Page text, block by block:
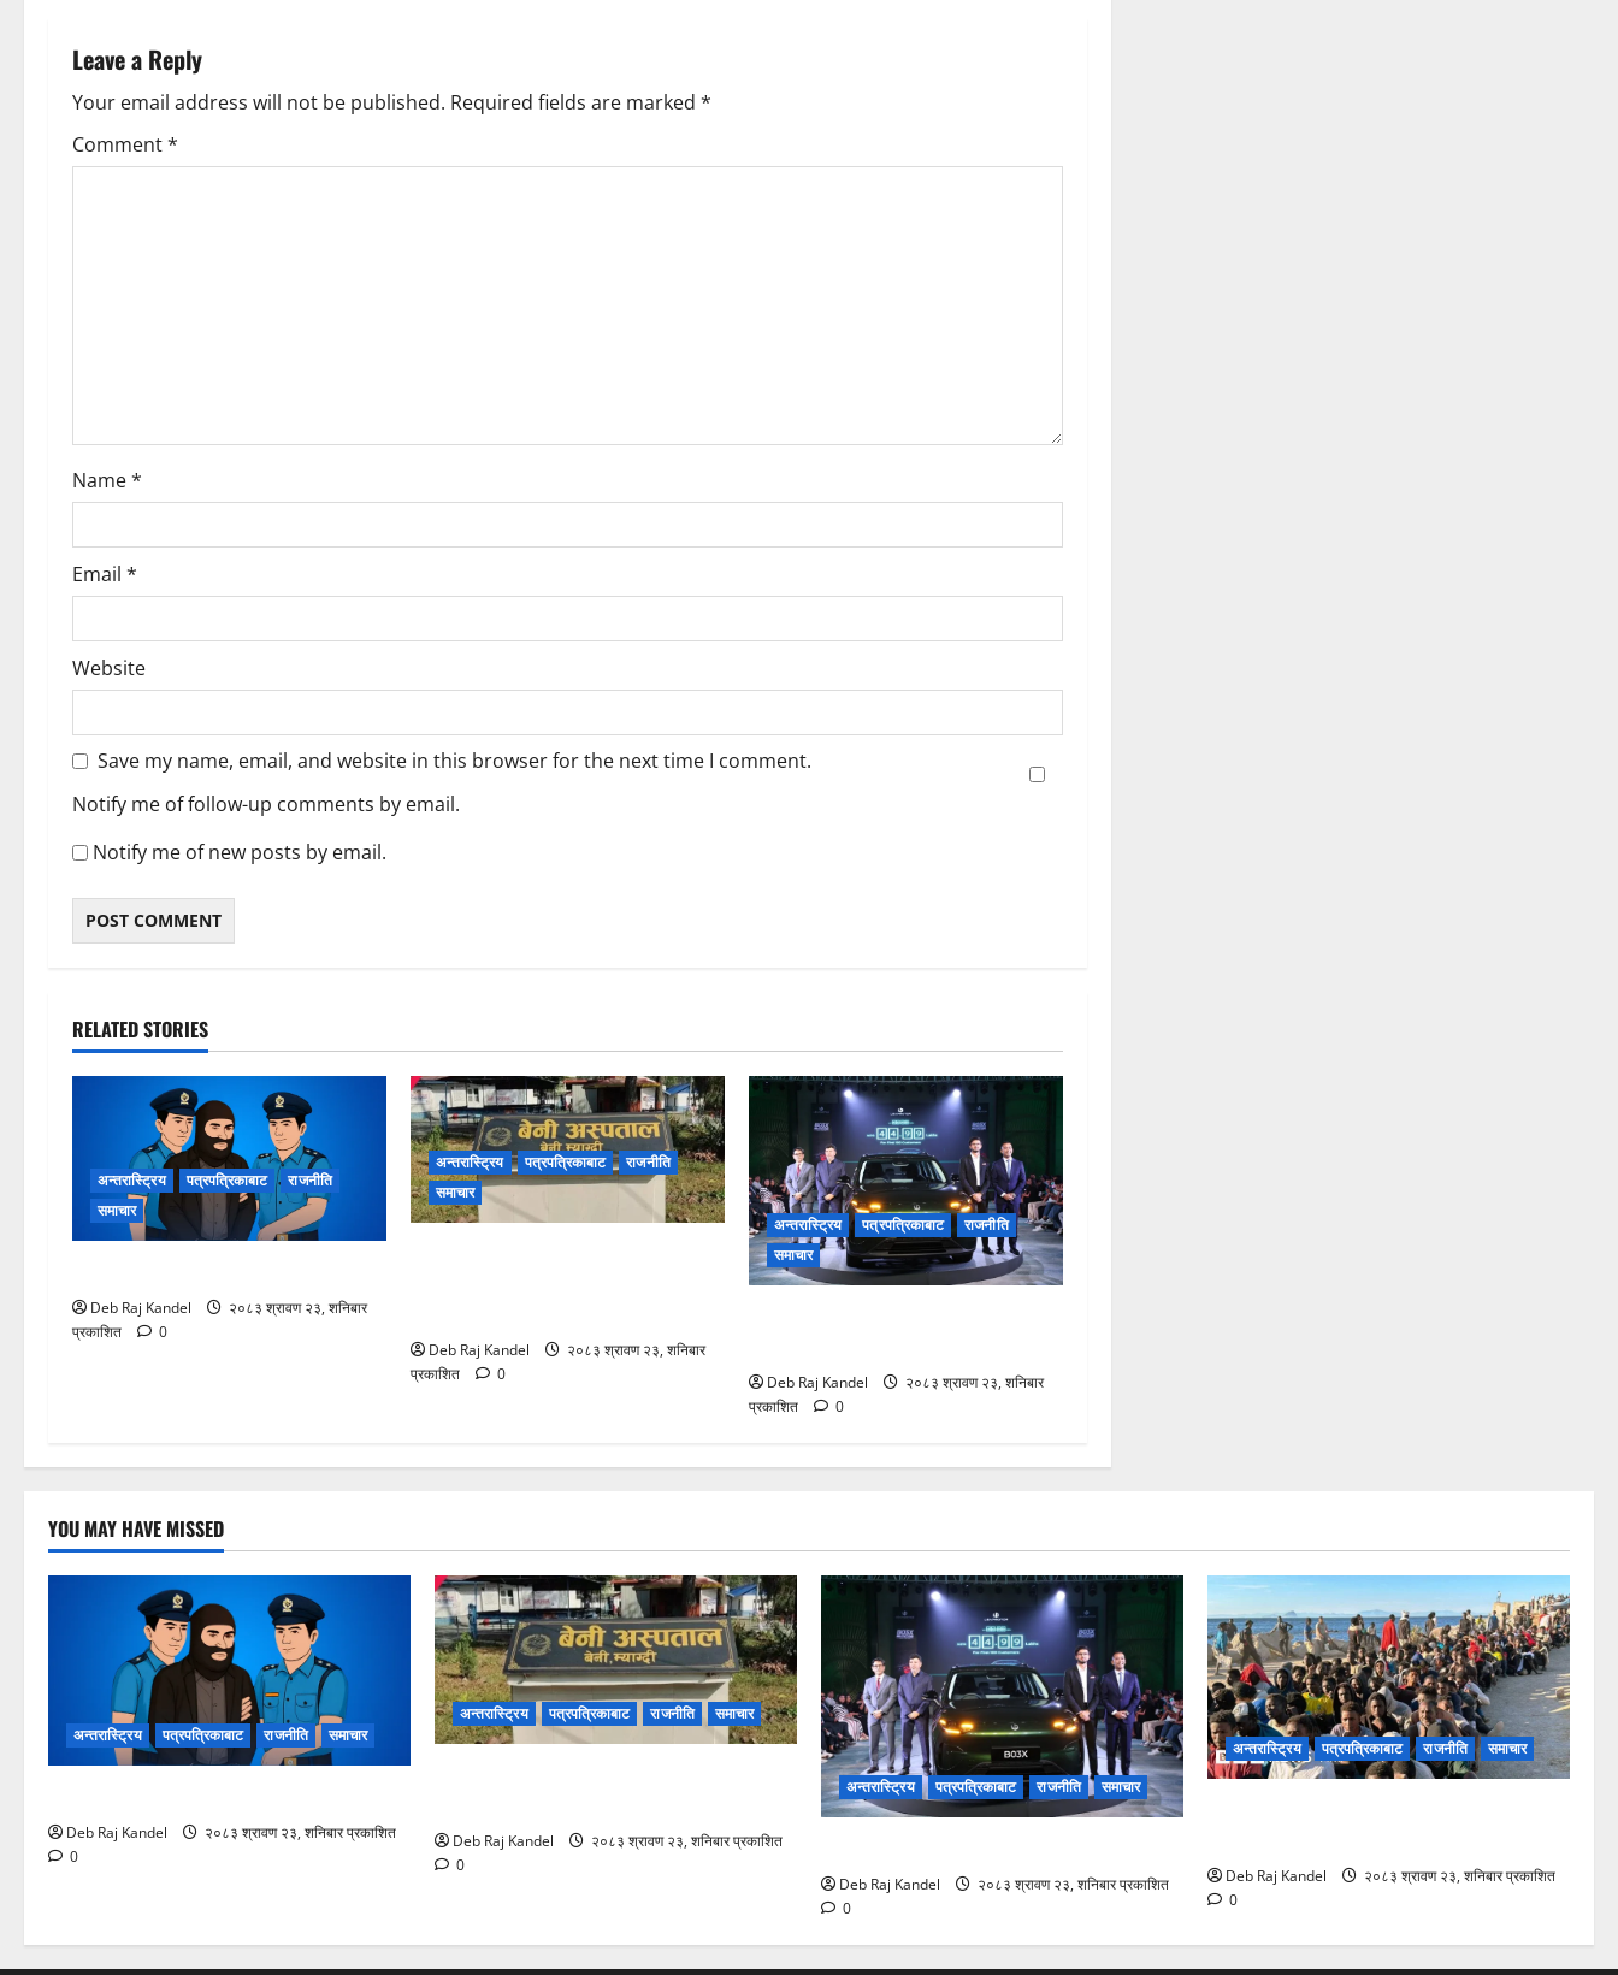
n
a
v
o
n
Leave a Reply
Your email address will not be published. Required fields are marked *
Comment*
Name*
Email *
Website
Save my name, email, and website in this browser for the next time I comment.
Notify me of follow-up comments by email.
Notify me of new posts by email.
RELATED STORIES
अन्तरास्ट्रिय पत्रपत्रिकाबाट
राजनीति
समाचार
Deb Raj Kandel
२०८३ श्रावण २३, शनिबार
प्रकाशित
0
अन्तरास्ट्रिय पत्रपत्रिकाबाट
राजनीति
समाचार
Deb Raj Kandel
२०८३ श्रावण २३, शनिबार
प्रकाशित
0
अन्तरास्ट्रिय पत्रपत्रिकाबाट
राजनीति
समाचार
Deb Raj Kandel
२०८३ श्रावण २३, शनिबार
प्रकाशित
0
YOU MAY HAVE MISSED
अन्तरास्ट्रिय पत्रपत्रिकाबाट राजनीति समाचार
Deb Raj Kandel
२०८३ श्रावण २३, शनिबार प्रकाशित
0
अन्तरास्ट्रिय पत्रपत्रिकाबाट राजनीति समाचार
Deb Raj Kandel
२०८३ श्रावण २३, शनिबार प्रकाशित
0
अन्तरास्ट्रिय पत्रपत्रिकाबाट राजनीति समाचार
Deb Raj Kandel
२०८३ श्रावण २३, शनिबार प्रकाशित
0
अन्तरास्ट्रिय पत्रपत्रिकाबाट राजनीति समाचार
Deb Raj Kandel
२०८३ श्रावण २३, शनिबार प्रकाशित
0